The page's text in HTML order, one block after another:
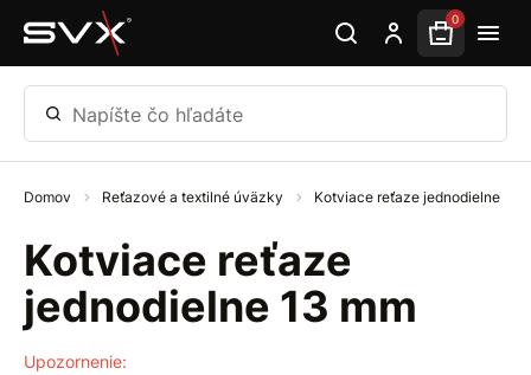
Preskočiť na hlavný obsah 0
Napíšte čo hľadáte
Domov Reťazové a textilné úväzky Kotviace reťaze jednodielne
Kotviace reťaze
jednodielne 13 mm
Upozornenie: